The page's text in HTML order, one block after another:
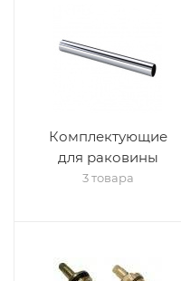
Комплектующие
для раковины
3 товара